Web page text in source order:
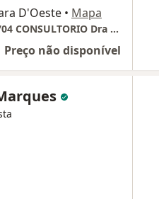
D'Oeste • Mapa
Ed Win Office Tower - SALA 704 CONSULTORIO Dra Larissa Fernanda
Preço não disponível